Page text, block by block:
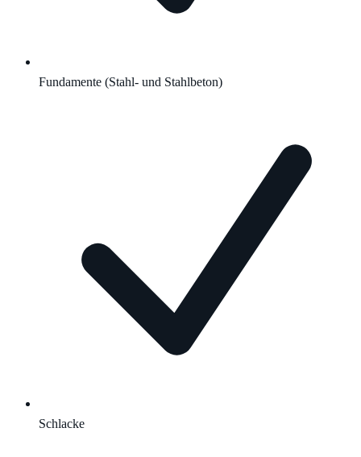
Fundamente (Stahl- und Stahlbeton)
Schlacke